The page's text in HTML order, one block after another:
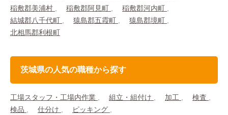
稲敷郡美浦村
稲敷郡阿見町
稲敷郡河内町
結城郡八千代町
猿島郡五霞町
猿島郡境町
北相馬郡利根町
茨城県の人気の職種から探す
工場スタッフ・工場内作業 組立・組付け 加工
検査
検品
仕分け
ピッキング